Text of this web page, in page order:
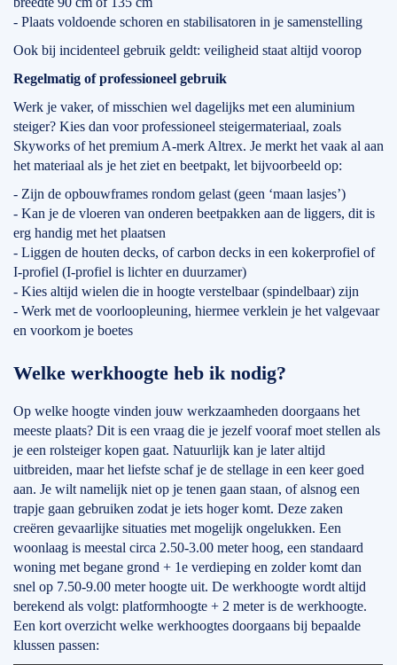
- Plaats voldoende schoren en stabilisatoren in je samenstelling
Ook bij incidenteel gebruik geldt: veiligheid staat altijd voorop
Regelmatig of professioneel gebruik
Werk je vaker, of misschien wel dagelijks met een aluminium
steiger? Kies dan voor professioneel steigermateriaal, zoals
Skyworks of het premium A-merk Altrex. Je merkt het vaak al aan
het materiaal als je het ziet en beetpakt, let bijvoorbeeld op:
- Zijn de opbouwframes rondom gelast (geen ‘maan lasjes’)
- Kan je de vloeren van onderen beetpakken aan de liggers, dit is
erg handig met het plaatsen
- Liggen de houten decks, of carbon decks in een kokerprofiel of
I-profiel (I-profiel is lichter en duurzamer)
- Kies altijd wielen die in hoogte verstelbaar (spindelbaar) zijn
- Werk met de voorloopleuning, hiermee verklein je het valgevaar
en voorkom je boetes
Welke werkhoogte heb ik nodig?
Op welke hoogte vinden jouw werkzaamheden doorgaans het
meeste plaats? Dit is een vraag die je jezelf vooraf moet stellen als
je een rolsteiger kopen gaat. Natuurlijk kan je later altijd
uitbreiden, maar het liefste schaf je de stellage in een keer goed
aan. Je wilt namelijk niet op je tenen gaan staan, of alsnog een
trapje gaan gebruiken zodat je iets hoger komt. Deze zaken
creëren gevaarlijke situaties met mogelijk ongelukken. Een
woonlaag is meestal circa 2.50-3.00 meter hoog, een standaard
woning met begane grond + 1e verdieping en zolder komt dan
snel op 7.50-9.00 meter hoogte uit. De werkhoogte wordt altijd
berekend als volgt: platformhoogte + 2 meter is de werkhoogte.
Een kort overzicht welke werkhoogtes doorgaans bij bepaalde
klussen passen: